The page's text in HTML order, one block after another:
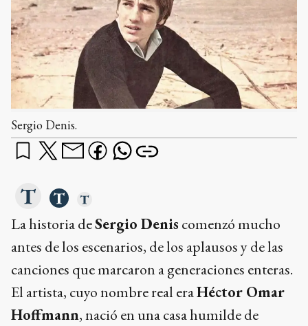
Sergio Denis.
La historia deSergio Denis comenzó mucho
antes de los escenarios, de los aplausos y de las
canciones que marcaron a generaciones enteras.
El artista, cuyo nombre real eraHéctor Omar
Hoffmann, nació en una casa humilde de